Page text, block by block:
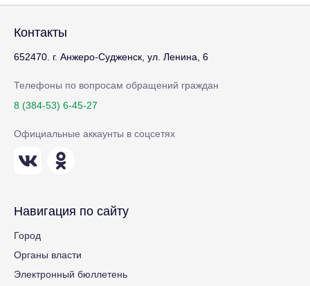
Контакты
652470. г. Анжеро-Судженск, ул. Ленина, 6
Телефоны по вопросам обращений граждан
8 (384-53) 6-45-27
Официальные аккаунты в соцсетях
Навигация по сайту
Город
Органы власти
Электронный бюллетень